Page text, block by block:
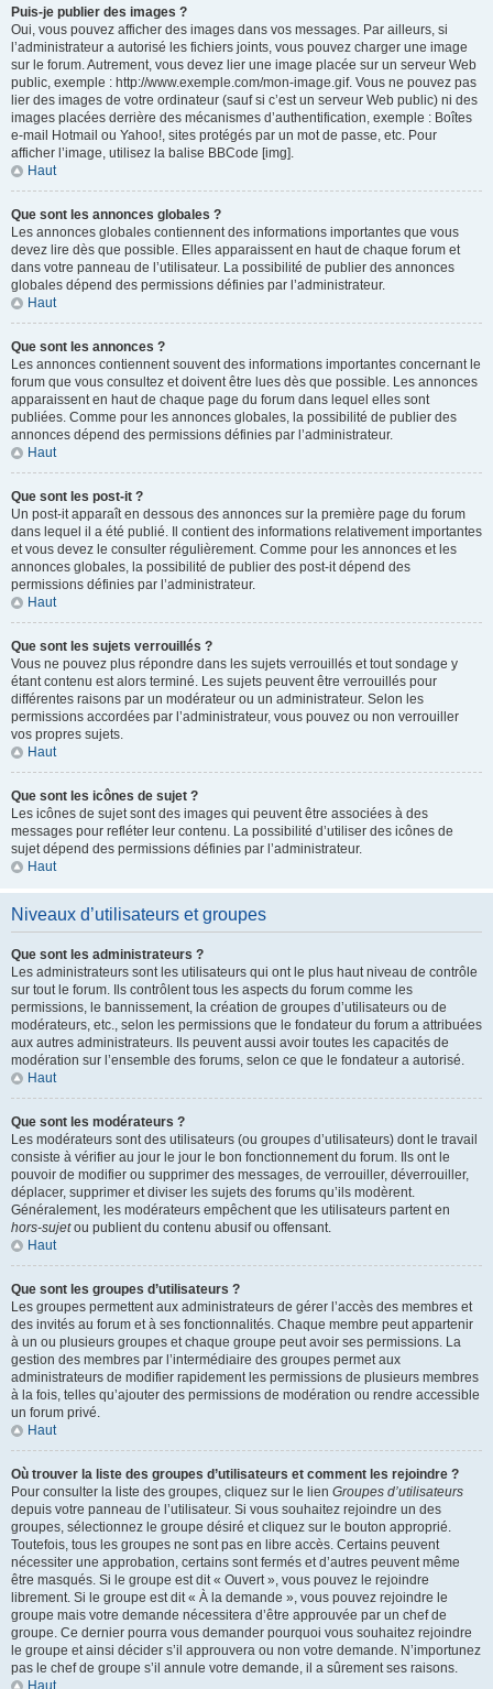
Puis-je publier des images ?
Oui, vous pouvez afficher des images dans vos messages. Par ailleurs, si
l’administrateur a autorisé les fichiers joints, vous pouvez charger une image
sur le forum. Autrement, vous devez lier une image placée sur un serveur Web
public, exemple : http://www.exemple.com/mon-image.gif. Vous ne pouvez pas
lier des images de votre ordinateur (sauf si c’est un serveur Web public) ni des
images placées derrière des mécanismes d’authentification, exemple : Boîtes
e-mail Hotmail ou Yahoo!, sites protégés par un mot de passe, etc. Pour
afficher l’image, utilisez la balise BBCode [img].
Haut
Que sont les annonces globales ?
Les annonces globales contiennent des informations importantes que vous
devez lire dès que possible. Elles apparaissent en haut de chaque forum et
dans votre panneau de l’utilisateur. La possibilité de publier des annonces
globales dépend des permissions définies par l’administrateur.
Haut
Que sont les annonces ?
Les annonces contiennent souvent des informations importantes concernant le
forum que vous consultez et doivent être lues dès que possible. Les annonces
apparaissent en haut de chaque page du forum dans lequel elles sont
publiées. Comme pour les annonces globales, la possibilité de publier des
annonces dépend des permissions définies par l’administrateur.
Haut
Que sont les post-it ?
Un post-it apparaît en dessous des annonces sur la première page du forum
dans lequel il a été publié. Il contient des informations relativement importantes
et vous devez le consulter régulièrement. Comme pour les annonces et les
annonces globales, la possibilité de publier des post-it dépend des
permissions définies par l’administrateur.
Haut
Que sont les sujets verrouillés ?
Vous ne pouvez plus répondre dans les sujets verrouillés et tout sondage y
étant contenu est alors terminé. Les sujets peuvent être verrouillés pour
différentes raisons par un modérateur ou un administrateur. Selon les
permissions accordées par l’administrateur, vous pouvez ou non verrouiller
vos propres sujets.
Haut
Que sont les icônes de sujet ?
Les icônes de sujet sont des images qui peuvent être associées à des
messages pour refléter leur contenu. La possibilité d’utiliser des icônes de
sujet dépend des permissions définies par l’administrateur.
Haut
Niveaux d’utilisateurs et groupes
Que sont les administrateurs ?
Les administrateurs sont les utilisateurs qui ont le plus haut niveau de contrôle
sur tout le forum. Ils contrôlent tous les aspects du forum comme les
permissions, le bannissement, la création de groupes d’utilisateurs ou de
modérateurs, etc., selon les permissions que le fondateur du forum a attribuées
aux autres administrateurs. Ils peuvent aussi avoir toutes les capacités de
modération sur l’ensemble des forums, selon ce que le fondateur a autorisé.
Haut
Que sont les modérateurs ?
Les modérateurs sont des utilisateurs (ou groupes d’utilisateurs) dont le travail
consiste à vérifier au jour le jour le bon fonctionnement du forum. Ils ont le
pouvoir de modifier ou supprimer des messages, de verrouiller, déverrouiller,
déplacer, supprimer et diviser les sujets des forums qu’ils modèrent.
Généralement, les modérateurs empêchent que les utilisateurs partent en
hors-sujetou publient du contenu abusif ou offensant.
Haut
Que sont les groupes d’utilisateurs ?
Les groupes permettent aux administrateurs de gérer l’accès des membres et
des invités au forum et à ses fonctionnalités. Chaque membre peut appartenir
à un ou plusieurs groupes et chaque groupe peut avoir ses permissions. La
gestion des membres par l’intermédiaire des groupes permet aux
administrateurs de modifier rapidement les permissions de plusieurs membres
à la fois, telles qu’ajouter des permissions de modération ou rendre accessible
un forum privé.
Haut
Où trouver la liste des groupes d’utilisateurs et comment les rejoindre ?
Pour consulter la liste des groupes, cliquez sur le lien Groupes d’utilisateurs
depuis votre panneau de l’utilisateur. Si vous souhaitez rejoindre un des
groupes, sélectionnez le groupe désiré et cliquez sur le bouton approprié.
Toutefois, tous les groupes ne sont pas en libre accès. Certains peuvent
nécessiter une approbation, certains sont fermés et d’autres peuvent même
être masqués. Si le groupe est dit « Ouvert », vous pouvez le rejoindre
librement. Si le groupe est dit « À la demande », vous pouvez rejoindre le
groupe mais votre demande nécessitera d’être approuvée par un chef de
groupe. Ce dernier pourra vous demander pourquoi vous souhaitez rejoindre
le groupe et ainsi décider s’il approuvera ou non votre demande. N’importunez
pas le chef de groupe s’il annule votre demande, il a sûrement ses raisons.
Haut